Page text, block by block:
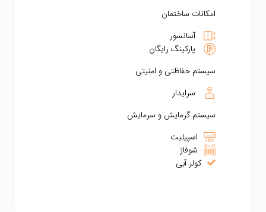
امکانات ساختمان
آسانسور
پارکینگ رایگان
سیستم حفاظتی و امنیتی
سرایدار
سیستم گرمایش و سرمایش
اسپیلیت
شوفاژ
کولر آبی